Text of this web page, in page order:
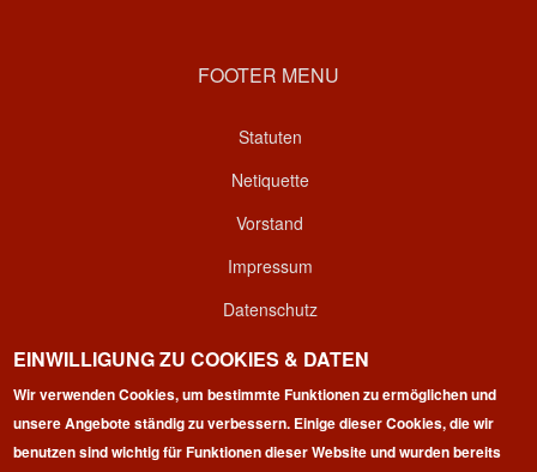
FOOTER MENU
Statuten
Netiquette
Vorstand
Impressum
Datenschutz
Kontakt
Login
EINWILLIGUNG ZU COOKIES & DATEN
Wir verwenden Cookies, um bestimmte Funktionen zu ermöglichen und
unsere Angebote ständig zu verbessern. Einige dieser Cookies, die wir
benutzen sind wichtig für Funktionen dieser Website und wurden bereits